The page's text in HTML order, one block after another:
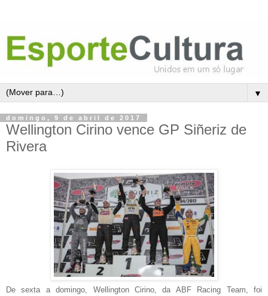
▼
domingo, 9 de abril de 2017
Wellington Cirino vence GP Siñeriz de
Rivera
De sexta a domingo, Wellington Cirino, da ABF Racing Team, foi